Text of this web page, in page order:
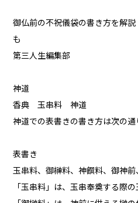
御仏前の不祝儀袋の書き方を解
も
第三人生編集部
神道
香典 玉串料 神道
神道での表書きの書き方は次の通
表書き
玉串料、御榊料、神饌料、御神
「玉串料」は、玉串奉奠する際